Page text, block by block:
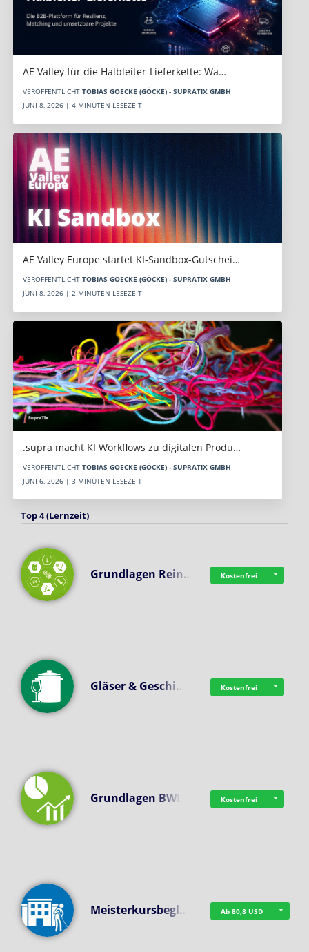
AE Valley für die Halbleiter-Lieferkette: Wa…
VERÖFFENTLICHT TOBIAS GOECKE (GÖCKE) - SUPRATIX GMBH
JUNI 8, 2026 | 4 MINUTEN LESEZEIT
AE Valley Europe startet KI-Sandbox-Gutschei…
VERÖFFENTLICHT TOBIAS GOECKE (GÖCKE) - SUPRATIX GMBH
JUNI 8, 2026 | 2 MINUTEN LESEZEIT
.supra macht KI Workflows zu digitalen Produ…
VERÖFFENTLICHT TOBIAS GOECKE (GÖCKE) - SUPRATIX GMBH
JUNI 6, 2026 | 3 MINUTEN LESEZEIT
Top 4 (Lernzeit)
Grundlagen Rein… Kostenfrei
Gläser & Geschi… Kostenfrei
Grundlagen BWL Kostenfrei
Meisterkursbegl… Ab 80,8 USD